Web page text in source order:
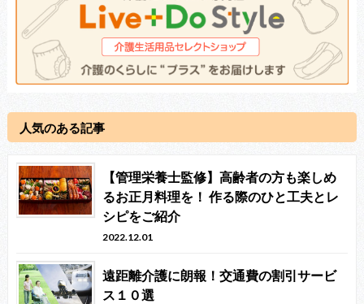
人気のある記事
【管理栄養士監修】高齢者の方も楽しめ
るお正月料理を！ 作る際のひと工夫とレ
シピをご紹介
2022.12.01
遠距離介護に朗報！交通費の割引サービ
ス１０選